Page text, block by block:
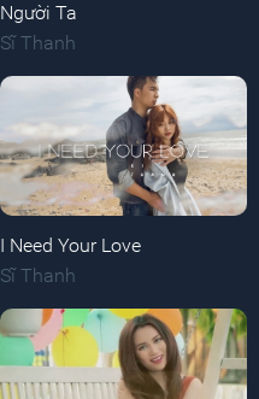
Người Ta
Sĩ Thanh
I Need Your Love
Sĩ Thanh